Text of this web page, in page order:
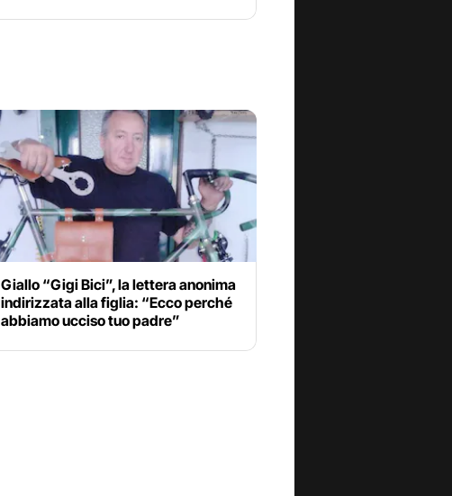
Giallo “Gigi Bici”, la lettera anonima
indirizzata alla figlia: “Ecco perché
abbiamo ucciso tuo padre”